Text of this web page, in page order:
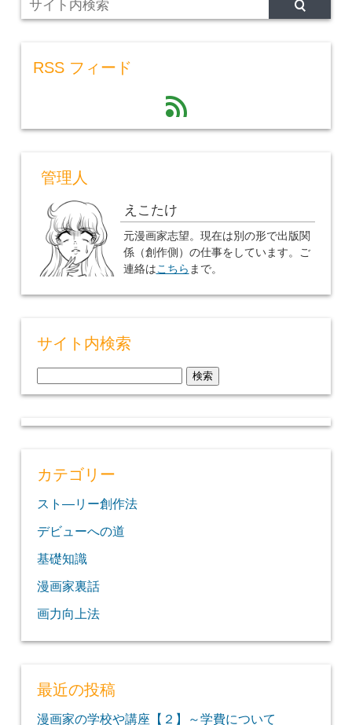
RSS フィード
feed
管理人
えこたけ
元漫画家志望。現在は別の形で出版関
係（創作側）の仕事をしています。ご
連絡はこちら まで。
サイト内検索
索:
カテゴリー
スト―リー創作法
デビューへの道
基礎知識
漫画家裏話
画力向上法
最近の投稿
漫画家の学校や講座【２】～学費について